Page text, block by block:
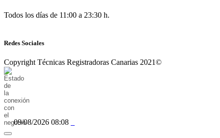
Todos los días de 11:00 a 23:30 h.
Redes Sociales
Copyright Técnicas Registradoras Canarias 2021©
09/08/2026 08:08